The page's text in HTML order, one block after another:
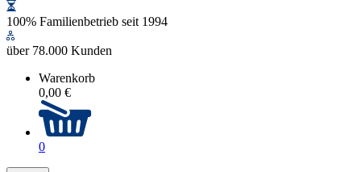
100% Familienbetrieb seit 1994
über 78.000 Kunden
Warenkorb
0,00 €
0